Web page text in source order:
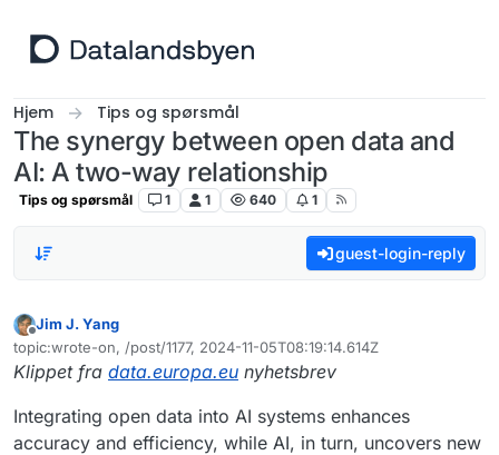
Hjem Tips og spørsmål
The synergy between open data and
AI: A two-way relationship
Tips og spørsmål 1 1 640 1
guest-login-reply
Frakoblet
Jim J. Yang
topic:wrote-on, /post/1177, 2024-11-05T08:19:14.614Z
Sist endret av
Klippet fra data.europa.eu nyhetsbrev
Integrating open data into AI systems enhances
accuracy and efficiency, while AI, in turn, uncovers new